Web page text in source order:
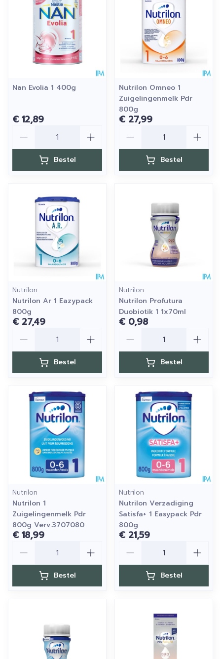
Nan Evolia 1 400g
€ 12,89
Bestel
Nutrilon Omneo 1
Zuigelingenmelk Pdr
800g
€ 27,99
Bestel
Nutrilon
Nutrilon Ar 1 Eazypack
800g
€ 27,49
Bestel
Nutrilon
Nutrilon Profutura
Duobiotik 1 1x70ml
€ 0,98
Bestel
Nutrilon
Nutrilon 1
Zuigelingenmelk Pdr
800g Verv.3707080
€ 18,99
Bestel
Nutrilon
Nutrilon Verzadiging
Satisfa+ 1 Easypack Pdr
800g
€ 21,59
Bestel